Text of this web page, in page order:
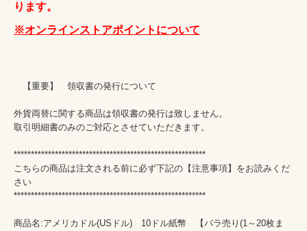
ります。
※オンラインストアポイントについて
【重要】　領収書の発行について
外貨両替に関する商品は領収書の発行は致しません。
取引明細書のみのご対応とさせていただきます。
********************************************************
こちらの商品は注文される前に必ず下記の【注意事項】をお読みくだ
さい
********************************************************
商品名:アメリカドル(USドル)　10ドル紙幣　【バラ売り(1～20枚ま